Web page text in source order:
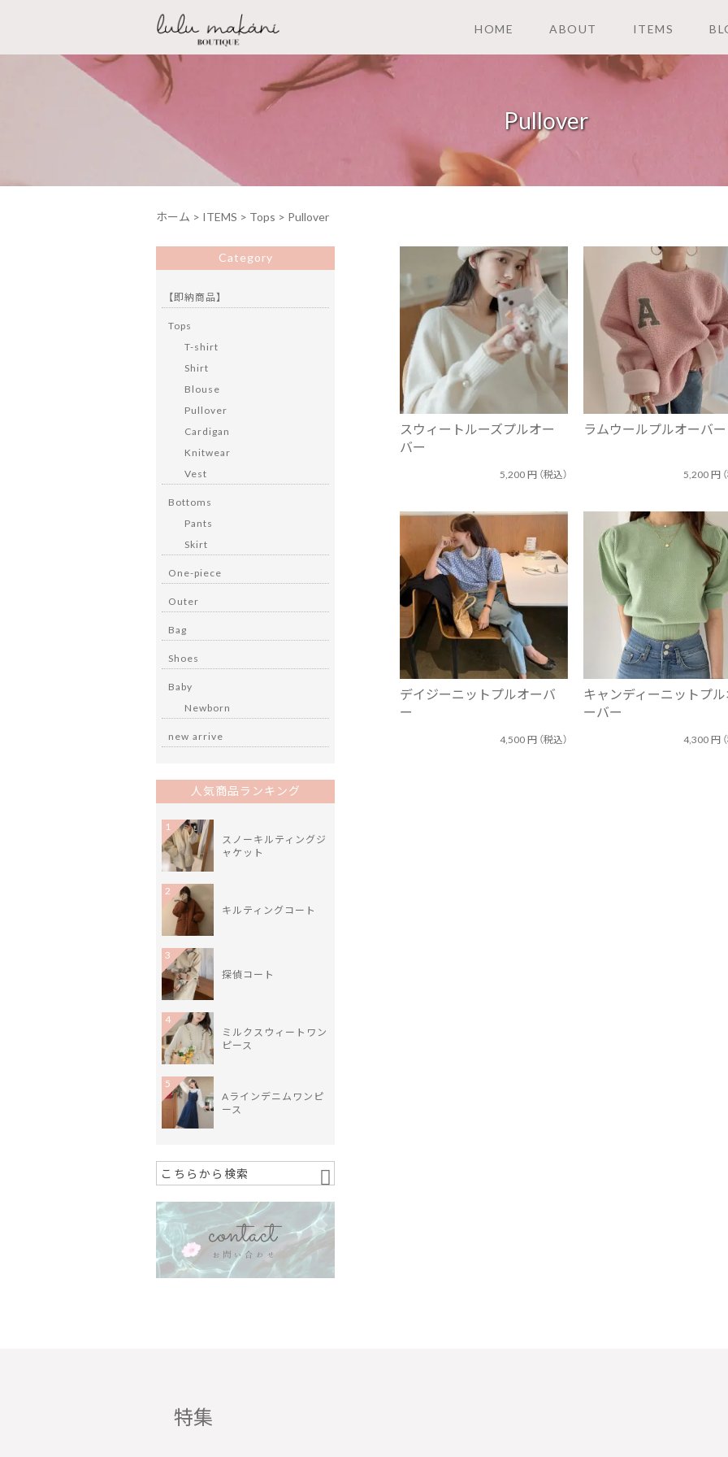
HOME ABOUT ITEMS
Pullover
ホーム > ITEMS > Tops > Pullover
スウィートルーズプルオー
バー
5,200円 （税込）
ラムウールプルオーバー
5,200円
デイジーニットプルオーバ
ー
4,500円 （税込）
キャンディーニットプ
ーバー
4,300円
Category
【即納商品】
Tops
T-shirt
Shirt
Blouse
Pullover
Cardigan
Knitwear
Vest
Bottoms
Pants
Skirt
One-piece
Outer
Bag
Shoes
Baby
Newborn
new arrive
人気商品ランキング
スノーキルティングジ
ャケット
1
キルティングコート
2
探偵コート
3
ミルクスウィートワン
ピース
4
Aラインデニムワンピ
ース
5
特集